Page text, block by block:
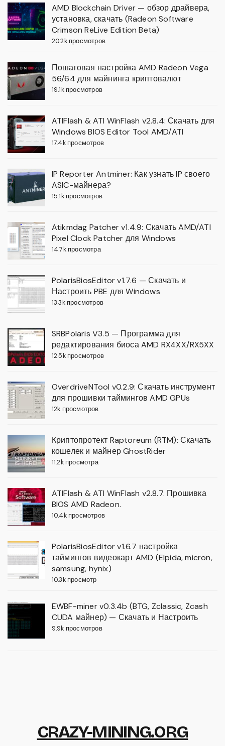
AMD Blockchain Driver — обзор драйвера,
установка, скачать (Radeon Software
Crimson ReLive Edition Beta)
20.2k просмотров
Пошаговая настройка AMD Radeon Vega
56/64 для майнинга криптовалют
19.1k просмотров
ATIFlash & ATI WinFlash v2.8.4: Скачать для
Windows BIOS Editor Tool AMD/ATI
17.4k просмотров
IP Reporter Antminer: Как узнать IP своего
ASIC-майнера?
15.1k просмотров
Atikmdag Patcher v1.4.9: Скачать AMD/ATI
Pixel Clock Patcher для Windows
14.7k просмотра
PolarisBiosEditor v1.7.6 — Скачать и
Настроить PBE для Windows
13.3k просмотров
SRBPolaris V3.5 — Программа для
редактирования биоса AMD RX4XX/RX5XX
12.5k просмотров
OverdriveNTool v0.2.9: Скачать инструмент
для прошивки таймингов AMD GPUs
12k просмотров
Криптопротект Raptoreum (RTM): Скачать
кошелек и майнер GhostRider
11.2k просмотра
ATIFlash & ATI WinFlash v2.8.7. Прошивка
BIOS AMD Radeon.
10.4k просмотров
PolarisBiosEditor v1.6.7 настройка
таймингов видеокарт AMD (Elpida, micron,
samsung, hynix)
10.3k просмотр
EWBF-miner v0.3.4b (BTG, Zclassic, Zcash
CUDA майнер) — Скачать и Настроить
9.9k просмотров
CRAZY-MINING.ORG